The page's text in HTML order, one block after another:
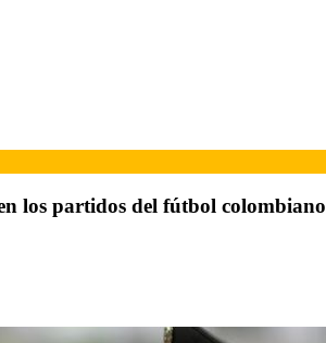
los partidos del fútbol colombiano